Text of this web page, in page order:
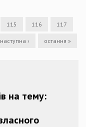
115 116 117
наступна › остання »
на тему: